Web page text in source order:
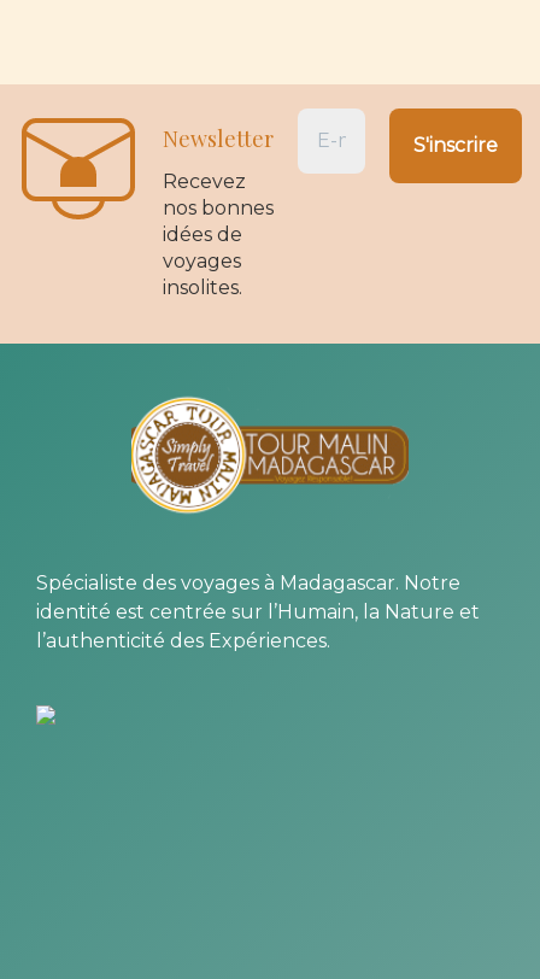
Newsletter
Recevez
nos bonnes
idées de
voyages
insolites.
Spécialiste des voyages à Madagascar. Notre
identité est centrée sur l’Humain, la Nature et
l’authenticité des Expériences.